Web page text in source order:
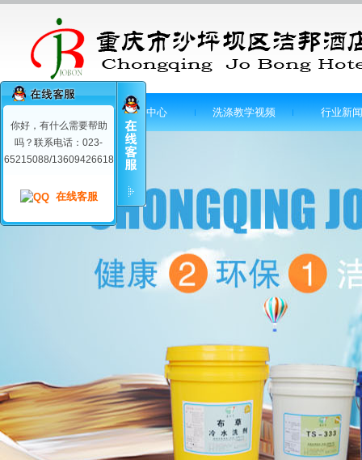
产品中心 洗涤教学视频 行业新闻
你好，有什么需要帮助
吗？联系电话：023-
65215088/13609426618
在线客服